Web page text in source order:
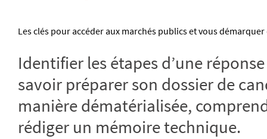
Les clés pour accéder aux marchés publics et vous
Identifier les étapes d’une
savoir préparer son dossier de
manière dématérialisée,
rédiger un mémoire technique.